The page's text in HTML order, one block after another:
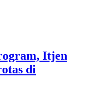
Itjen
di